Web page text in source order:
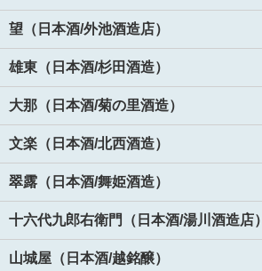
望（日本酒/外池酒造店）
雄東（日本酒/杉田酒造）
大那（日本酒/菊の里酒造）
文楽（日本酒/北西酒造）
翠露（日本酒/舞姫酒造）
十六代九郎右衛門（日本酒/湯川酒造店）
山城屋（日本酒/越銘醸）